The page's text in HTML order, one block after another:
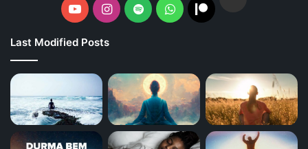
YouTubeInstagram
SpotifyWhatsAppPatreon
Last Modified Posts